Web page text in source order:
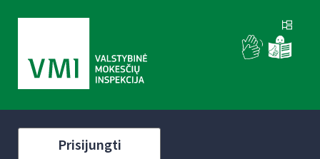
Prisijungti